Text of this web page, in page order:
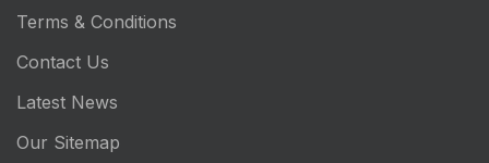
Terms & Conditions
Contact Us
Latest News
Our Sitemap